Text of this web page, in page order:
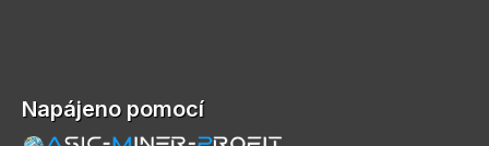
Napájeno pomocí